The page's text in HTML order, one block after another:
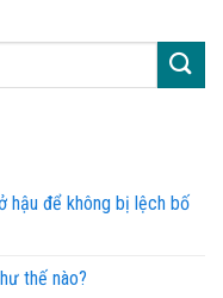
hậu để không bị lệch bố
thế nào?